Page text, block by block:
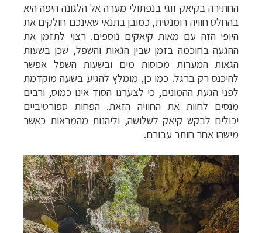
החתירה בקיאק זוגי בנפתולי מערה אל הלגונה היפה היא
בהחלט חוויה רומנטית, כמובן בתנאי שאינכם חולקים את
היופי הזה עם מאות קיאקים נוספים. רצוי לתזמן את
ההגעה בחוכמה בזמן שבין הגאות והשפל, שכן בשעות
הגאות המערות מכוסות מים ובשעות השפל אפשר
להיכנס רק ברגל. כמו כן, מומלץ להגיע בשעה מוקדמת
לפני הגעת ההמונים, כי לצערנו הסוד אינו כמוס, ורבים
מנסים לחוות את החוויה הזאת. הפחות ספורטיביים
יכולים לבקש קיאק לשלושה, וליהנות מהמראות כאשר
מישהו אחר חותר עבורם.